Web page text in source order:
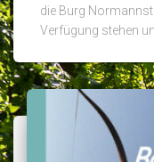
die Burg
Verfügung stehen